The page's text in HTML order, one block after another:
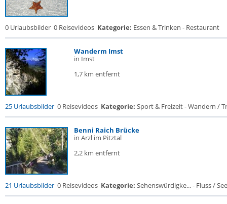
0 Urlaubsbilder 0 Reisevideos Kategorie: Essen & Trinken - Restaurant
Wanderm Imst
in Imst
1,7 km entfernt
25 Urlaubsbilder 0 Reisevideos Kategorie: Sport & Freizeit - Wandern /
Benni Raich Brücke
in Arzl im Pitztal
2,2 km entfernt
21 Urlaubsbilder 0 Reisevideos Kategorie: Sehenswürdigke... - Fluss /